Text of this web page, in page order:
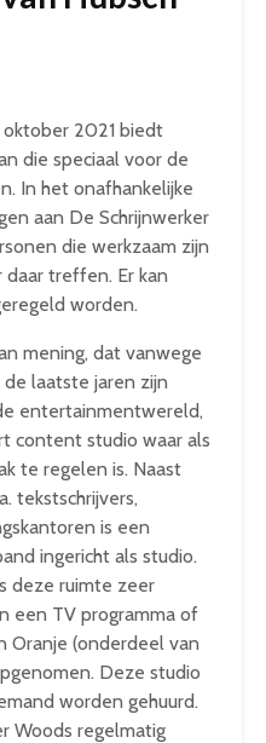
oktober 2021 biedt
die speciaal voor de
In het onafhankelijke
aan De Schrijnwerker
die werkzaam zijn
daar treffen. Er kan
worden.
mening, dat vanwege
laatste jaren zijn
entertainmentwereld,
content studio waar als
te regelen is. Naast
tekstschrijvers,
is een
ingericht als studio.
deze ruimte zeer
een TV programma of
Oranje (onderdeel van
Deze studio
worden gehuurd.
Woods regelmatig